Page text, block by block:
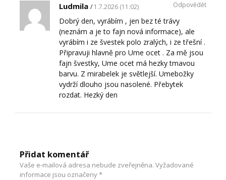
Ludmila 1.7.2026 (11:02)
Dobrý den, vyrábím , jen bez té trávy
(neznám a je to fajn nová informace), ale
vyrábím i ze švestek polo zralých, i ze třešní .
Připravuji hlavně pro Ume ocet . Za mě jsou
fajn švestky, Ume ocet má hezky tmavou
barvu. Z mirabelek je světlejší. Umebožky
vydrží dlouho jsou nasolené. Přebytek
rozdat. Hezký den
Odpovědět
Přidat komentář
Vaše e-mailová adresa nebude zveřejněna. Vyžadované
informace jsou označeny*